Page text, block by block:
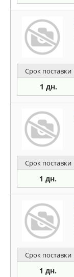
Срок поставки
1 дн.
Срок поставки
1 дн.
Срок поставки
1 дн.